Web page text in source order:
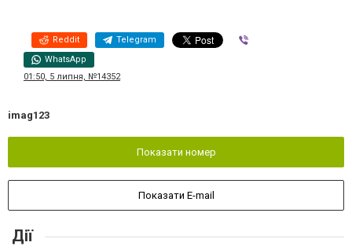
Reddit Telegram
WhatsApp
01:50, 5 липня, №14352
imag123
Показати номер
Показати E-mail
Дії